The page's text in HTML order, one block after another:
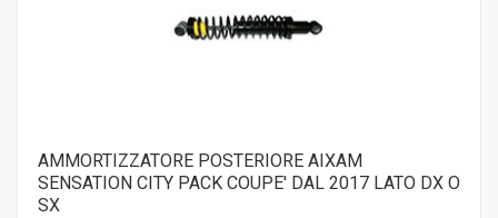
AMMORTIZZATORE POSTERIORE AIXAM
SENSATION CITY PACK COUPE' DAL 2017 LATO DX O
SX